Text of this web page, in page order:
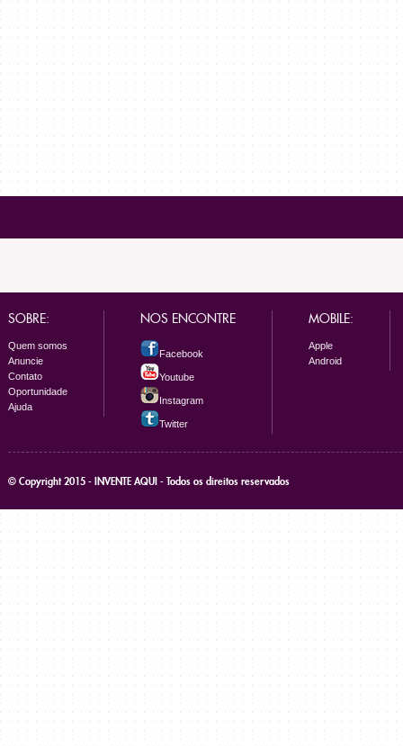
SOBRE:
Quem somos
Anuncie
Contato
Oportunidade
Ajuda
NOS ENCONTRE
Facebook
Youtube
Instagram
Twitter
MOBILE:
Apple
Android
© Copyright 2015 - INVENTE AQUI - Todos os direitos reservados